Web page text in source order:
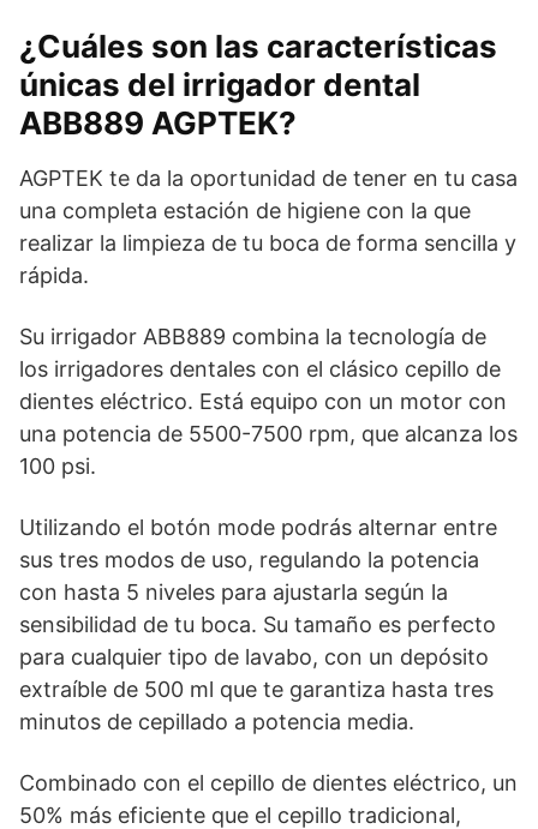
¿Cuáles son las características
únicas del irrigador dental
ABB889 AGPTEK?
AGPTEK te da la oportunidad de tener en tu casa
una completa estación de higiene con la que
realizar la limpieza de tu boca de forma sencilla y
rápida.
Su irrigador ABB889 combina la tecnología de
los irrigadores dentales con el clásico cepillo de
dientes eléctrico. Está equipo con un motor con
una potencia de 5500-7500 rpm, que alcanza los
100 psi.
Utilizando el botón mode podrás alternar entre
sus tres modos de uso, regulando la potencia
con hasta 5 niveles para ajustarla según la
sensibilidad de tu boca. Su tamaño es perfecto
para cualquier tipo de lavabo, con un depósito
extraíble de 500 ml que te garantiza hasta tres
minutos de cepillado a potencia media.
Combinado con el cepillo de dientes eléctrico, un
50% más eficiente que el cepillo tradicional,